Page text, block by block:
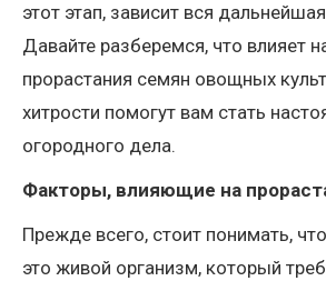
этот этап, зависит вся
Давайте разберемся, что влияет
прорастания семян овощных
хитрости помогут вам стать
огородного дела.
Факторы, влияющие на
Прежде всего, стоит понимать,
это живой организм, который